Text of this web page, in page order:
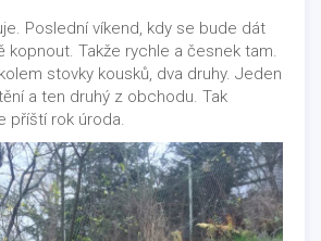
jako prostor pro tee-pee. Už an
odhadem, zde Míša Čagánek s
dočasný domov a Míša tu udělal
Tee-pee už je prodané, Míša s
a plácek se nabízel pro stanování.
roka a my potřebujeme další prostor
zde bude skleník. A začalo to
Poslední víkend, kdy se bude dát
kopnout. Takže rychle a česnek tam.
stovky kousků, dva druhy. Jeden
a ten druhý z obchodu. Tak
příští rok úroda.